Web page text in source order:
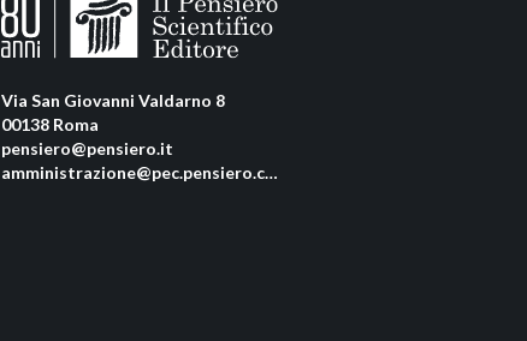
Via San Giovanni Valdarno 8
00138 Roma
pensiero@pensiero.it
amministrazione@pec.pensiero.com